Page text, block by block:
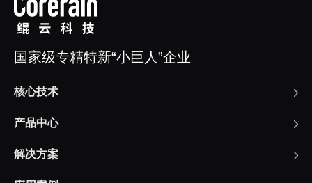
国家级专精特新“小巨人”企业
核心技术
产品中心
解决方案